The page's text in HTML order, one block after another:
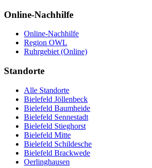
Online-Nachhilfe
Online-Nachhilfe
Region OWL
Ruhrgebiet (Online)
Standorte
Alle Standorte
Bielefeld Jöllenbeck
Bielefeld Baumheide
Bielefeld Sennestadt
Bielefeld Stieghorst
Bielefeld Mitte
Bielefeld Schildesche
Bielefeld Brackwede
Oerlinghausen